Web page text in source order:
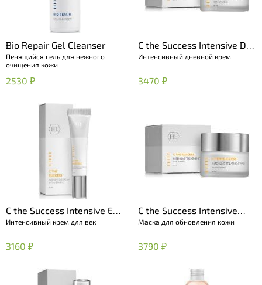
Bio Repair Gel Cleanser
Пенящийся гель для нежного
очищения кожи
2530 ₽
C the Success Intensive Day
Cream
Интенсивный дневной крем
3470 ₽
C the Success Intensive Eye
Cream
Интенсивный крем для век
3160 ₽
C the Success Intensive
Treatment Mask
Маска для обновления кожи
3790 ₽